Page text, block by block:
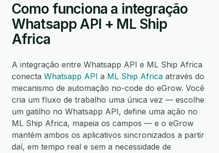
Como funciona a integração
Whatsapp API + ML Ship
Africa
A integração entre Whatsapp API e ML Ship Africa
conecta Whatsapp API a ML Ship Africa através do
mecanismo de automação no-code do eGrow. Você
cria um fluxo de trabalho uma única vez — escolhe
um gatilho no Whatsapp API, define uma ação no
ML Ship Africa, mapeia os campos — e o eGrow
mantém ambos os aplicativos sincronizados a partir
daí, em tempo real e sem a necessidade de